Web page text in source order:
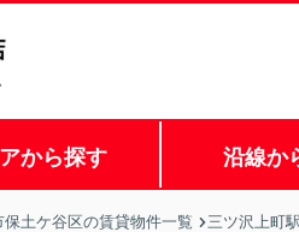
から探す 沿線か
保土ケ谷区の賃貸物件一覧 三ツ沢上町駅